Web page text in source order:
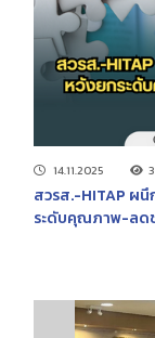
14.11.2025
สวรส.-HITAP ผนึ
ระดับคุณภาพ-ลดช่